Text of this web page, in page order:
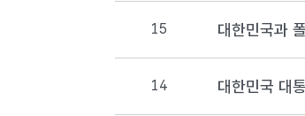
15 대한민국과
14 대한민국 대